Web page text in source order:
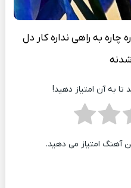
چاره به راهی نداره کار دل
به آن امتیاز دهید!
آهنگ امتیاز می دهید.